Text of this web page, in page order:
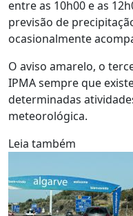
entre as 10h00 e as
previsão de
ocasionalmente
O aviso amarelo, o
IPMA sempre que
determinadas
meteorológica.
Leia também